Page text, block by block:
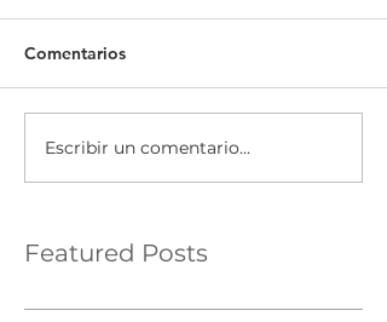
Comentarios
Escribir un comentario...
Featured Posts